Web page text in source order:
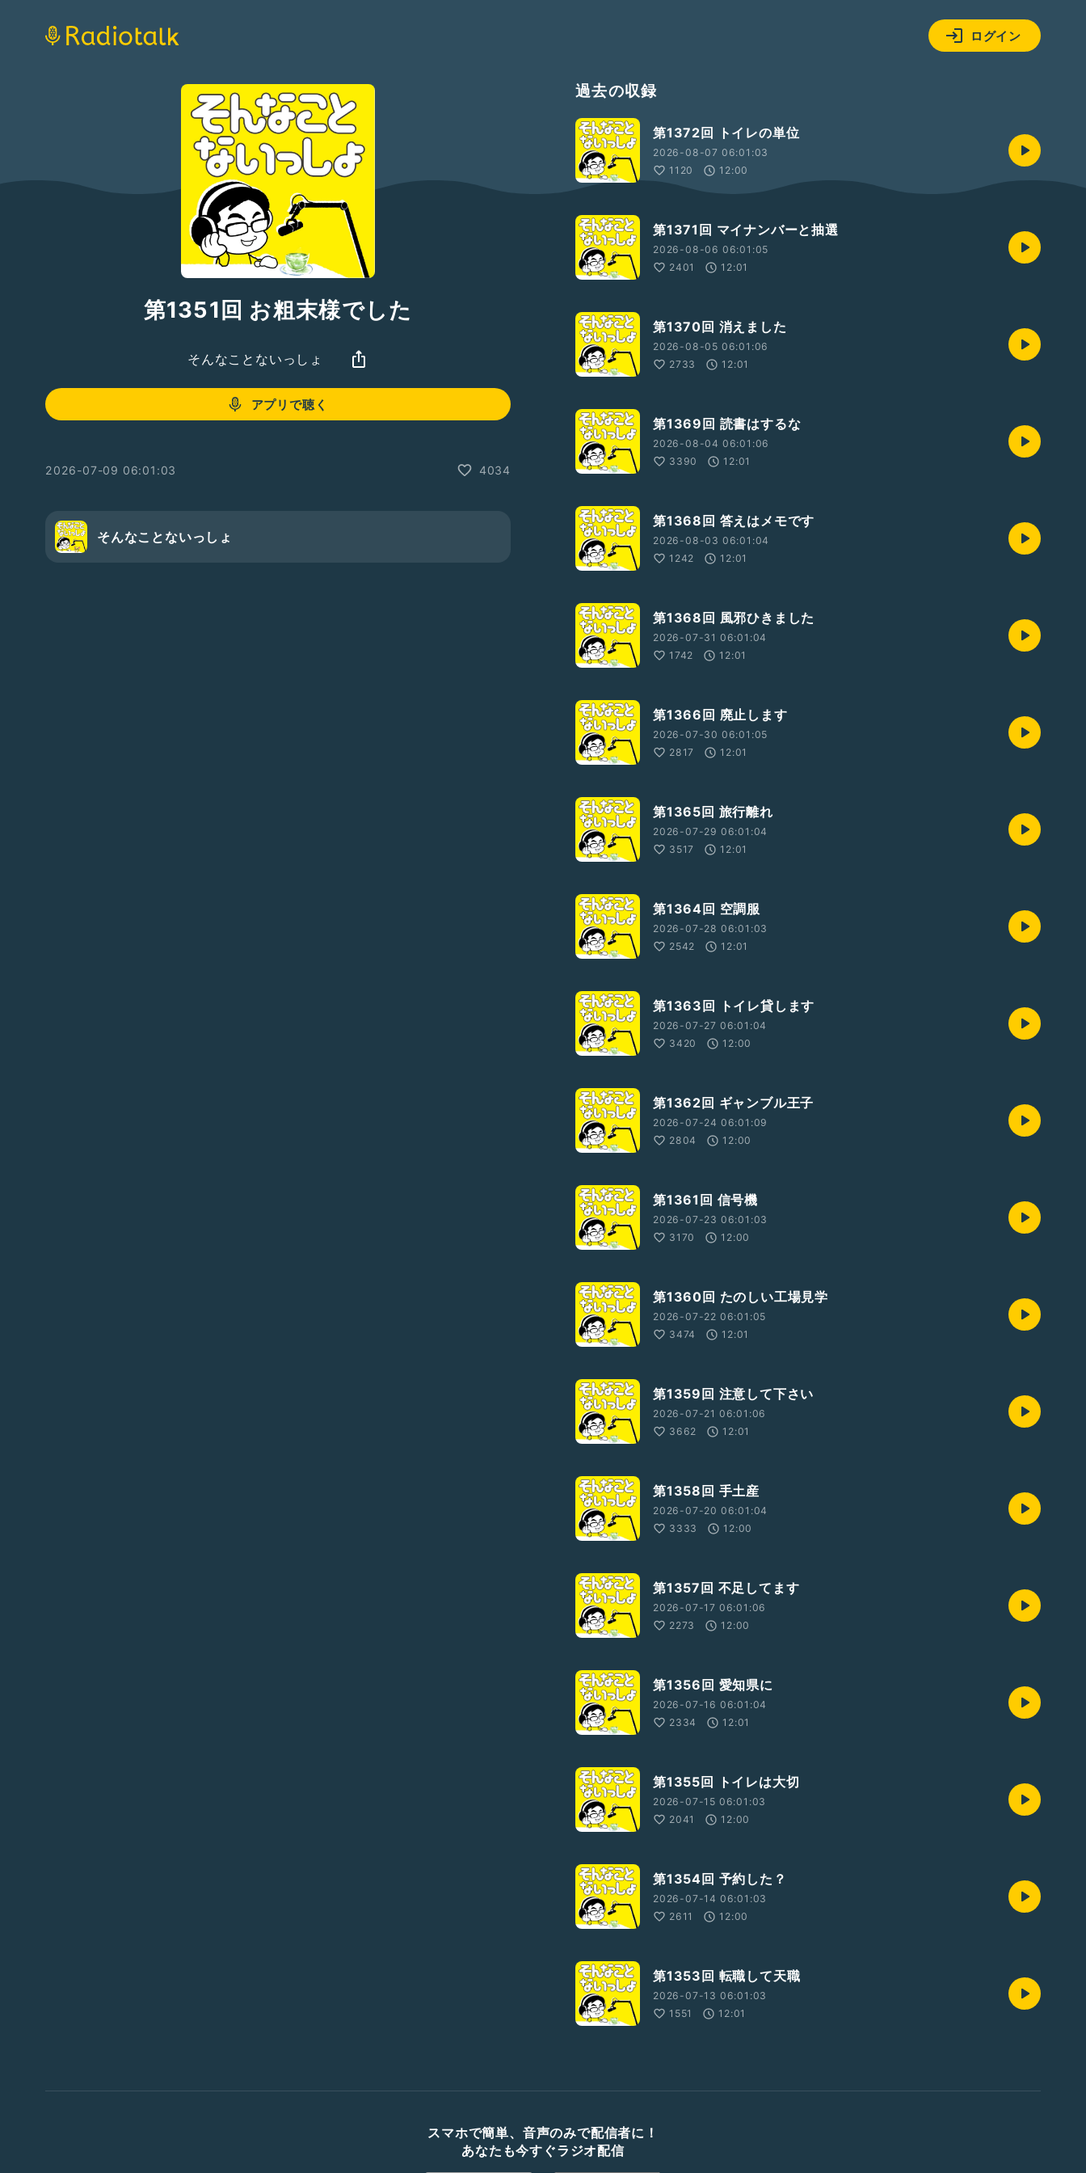
ログイン
第1351回 お粗末様でした
そんなことないっしょ
アプリで聴く
2026-07-09 06:01:03 4034
そんなことないっしょ
過去の収録
第1372回 トイレの単位
2026-08-07 06:01:03
1120
12:00
第1371回 マイナンバーと抽選
2026-08-06 06:01:05
2401
12:01
第1370回 消えました
2026-08-05 06:01:06
2733
12:01
第1369回 読書はするな
2026-08-04 06:01:06
3390
12:01
第1368回 答えはメモです
2026-08-03 06:01:04
1242
12:01
第1368回 風邪ひきました
2026-07-31 06:01:04
1742
12:01
第1366回 廃止します
2026-07-30 06:01:05
2817
12:01
第1365回 旅行離れ
2026-07-29 06:01:04
3517
12:01
第1364回 空調服
2026-07-28 06:01:03
2542
12:01
第1363回 トイレ貸します
2026-07-27 06:01:04
3420
12:00
第1362回 ギャンブル王子
2026-07-24 06:01:09
2804
12:00
第1361回 信号機
2026-07-23 06:01:03
3170
12:00
第1360回 たのしい工場見学
2026-07-22 06:01:05
3474
12:01
第1359回 注意して下さい
2026-07-21 06:01:06
3662
12:01
第1358回 手土産
2026-07-20 06:01:04
3333
12:00
第1357回 不足してます
2026-07-17 06:01:06
2273
12:00
第1356回 愛知県に
2026-07-16 06:01:04
2334
12:01
第1355回 トイレは大切
2026-07-15 06:01:03
2041
12:00
第1354回 予約した？
2026-07-14 06:01:03
2611
12:00
第1353回 転職して天職
2026-07-13 06:01:03
1551
12:01
スマホで簡単、音声のみで配信者に！
あなたも今すぐラジオ配信